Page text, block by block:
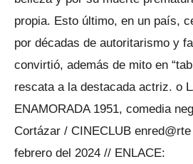
propia. Esto último, en un país,
por décadas de autoritarismo y
convirtió, además de mito en
rescata a la destacada actriz. o
ENAMORADA 1951, comedia
Cortázar / CINECLUB
febrero del 2024 // ENLACE: